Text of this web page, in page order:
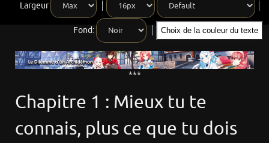
Largeur
Fond: Choix de la couleur du texte
***
Chapitre 1 : Mieux tu te
connais, plus ce que tu dois